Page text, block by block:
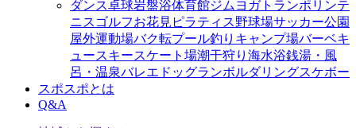
ダンス卓球岩盤浴体育館ジム ヨガトランポリンテ
ニス ゴルフお花見 ピラティス野球場サッカー公園
屋外運動場バク転プール釣り キャンプ場バーベキ
ュースキースケート場潮干狩り 海水浴銭湯・風
呂・温泉バレエ ドッグランボルダリングスケボー
スポスポとは
Q&A